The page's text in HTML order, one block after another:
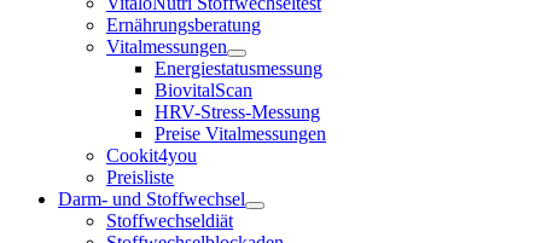
Ernährungsberatung
Vitalmessungen
Energiestatusmessung
BiovitalScan
HRV-Stress-Messung
Preise Vitalmessungen
Cookit4you
Preisliste
Darm- und Stoffwechsel
Stoffwechseldiät